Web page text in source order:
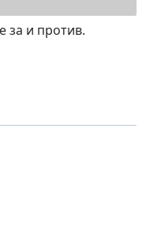
за и против.